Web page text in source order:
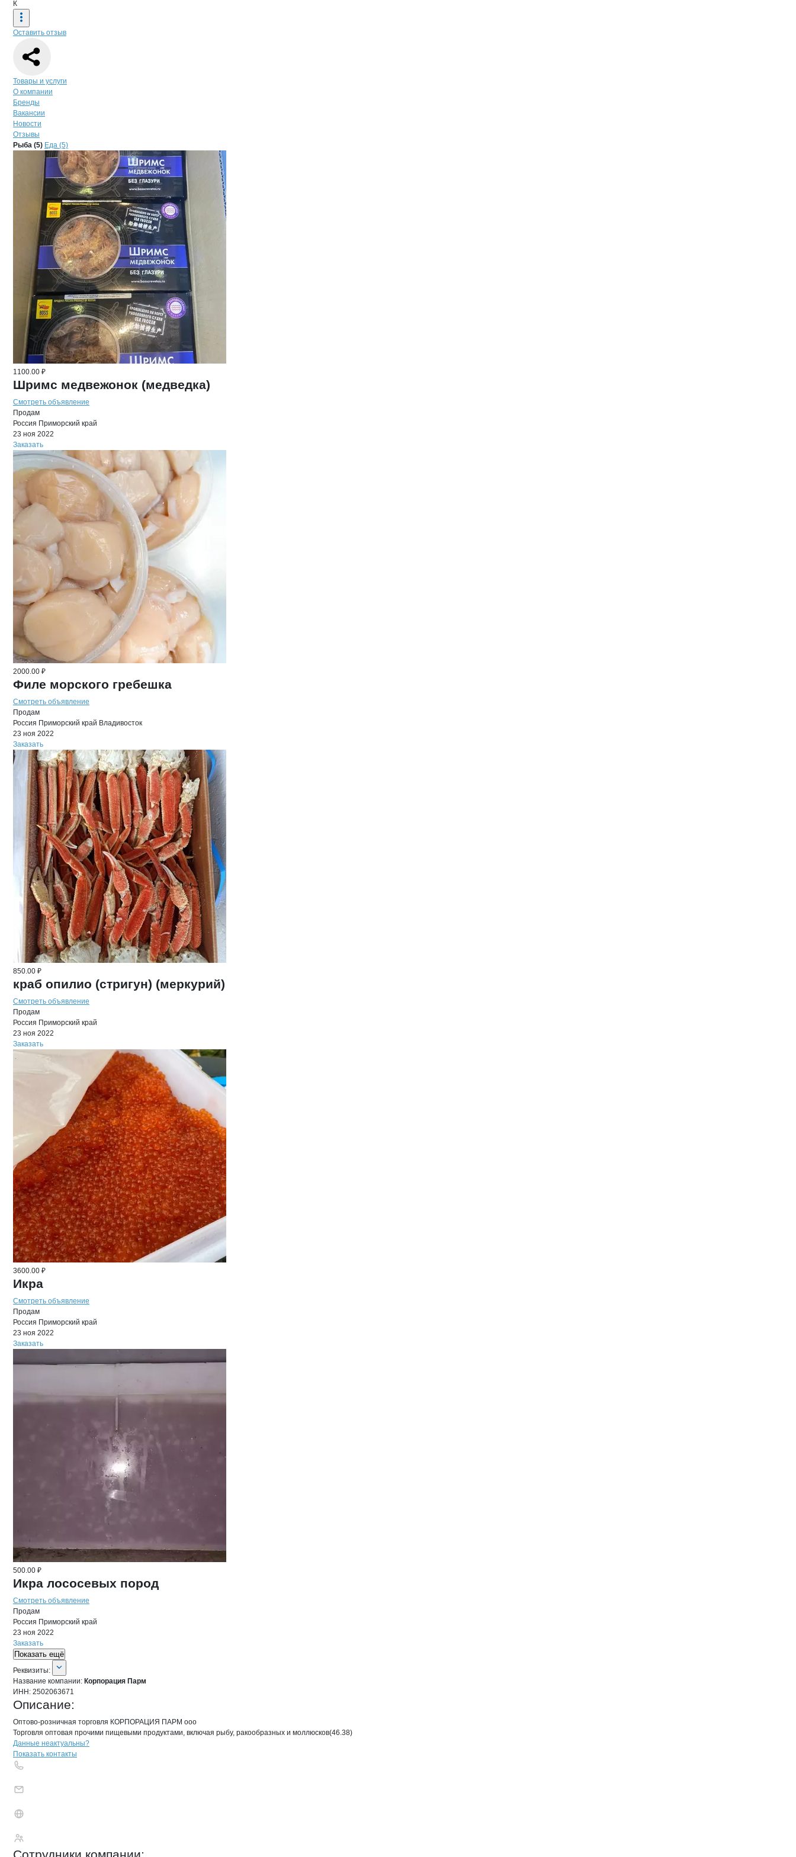
К
Оставить отзыв
Навигация по странице
Товары и услуги
О компании
Бренды
Вакансии
Новости
Отзывы
ПродукцияКорпорация Парм, ООО
Навигация по продуктам
Рыба (5) Еда (5)
1100.00 ₽
Шримс медвежонок (медведка)
Смотреть объявление
Продам
Россия Приморский край
23 ноя 2022
Заказать
2000.00 ₽
Филе морского гребешка
Смотреть объявление
Продам
Россия Приморский край Владивосток
23 ноя 2022
Заказать
850.00 ₽
краб опилио (стригун) (меркурий)
Смотреть объявление
Продам
Россия Приморский край
23 ноя 2022
Заказать
3600.00 ₽
Икра
Смотреть объявление
Продам
Россия Приморский край
23 ноя 2022
Заказать
500.00 ₽
Икра лососевых пород
Смотреть объявление
Продам
Россия Приморский край
23 ноя 2022
Заказать
Показать ещё
О компании
Реквизиты
Реквизиты:
Название компании: Корпорация Парм
ИНН: 2502063671
Описание:
Оптово-розничная торговля КОРПОРАЦИЯ ПАРМ ооо
Торговля оптовая прочими пищевыми продуктами, включая рыбу, ракообразных и моллюсков(46.38)
Контактыкомпании
+7(800)000-00-..
Данные неактуальны?
Показать контакты